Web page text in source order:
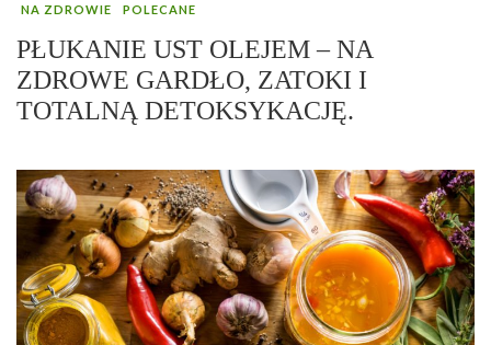
NA ZDROWIE POLECANE
PŁUKANIE UST OLEJEM – NA
ZDROWE GARDŁO, ZATOKI I
TOTALNĄ DETOKSYKACJĘ.